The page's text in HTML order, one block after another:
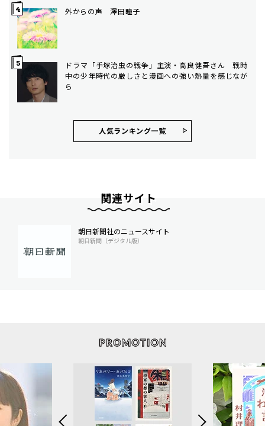
外からの声 澤田瞳子
ドラマ「手塚治虫の戦争」主演・高良健吾さん 戦時
中の少年時代の厳しさと漫画への強い熱量を感じなが
ら
人気ランキング⼀覧
関連サイト
朝日新聞社のニュースサイト
朝日新聞（デジタル版）